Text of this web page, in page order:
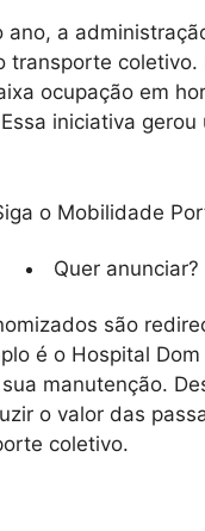
ano, a
transporte
ocupação em
iniciativa
o Mobilidade
Quer
são
é o Hospital
manutenção.
o valor das
coletivo.